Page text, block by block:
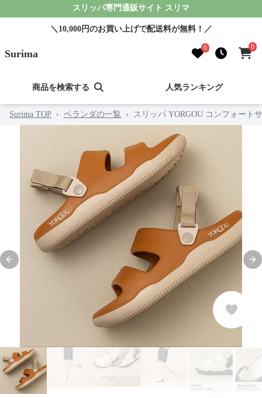
スリッパ専門通販サイト スリマ
＼10,000円のお買い上げで配送料が無料！／
Surima 0 0
商品を検索する 人気ランキング
Surima TOP › ベランダの一覧 › スリッパ YORGOU コンフォート
Previous slide